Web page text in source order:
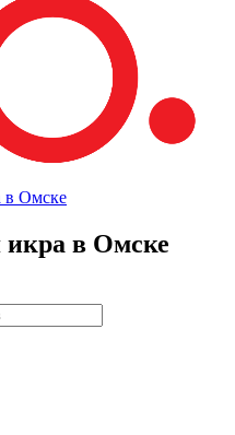
в Омске
икра в Омске